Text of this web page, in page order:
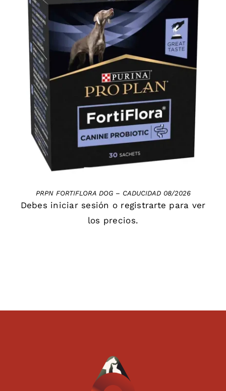
DETAILS
PRPN FORTIFLORA DOG – CADUCIDAD 08/2026
Debes iniciar sesión o registrarte para ver
los precios.